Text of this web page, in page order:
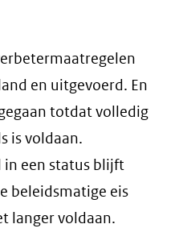
en uitgevoerd. En
totdat volledig
is voldaan.
in een status blijft
beleidsmatige eis
langer voldaan.